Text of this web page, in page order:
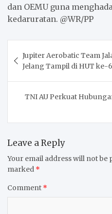
dan OEMU guna
kedaruratan. @WR/PP
navigation
Jupiter Aerobatic Team
Jelang Tampil di HUT ke-
TNI AU Perkuat
Leave a Reply
Your email address will not be
marked *
Comment *